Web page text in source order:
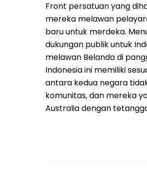
Front persatuan yang
mereka melawan
baru untuk merdeka.
dukungan publik untuk
melawan Belanda di
Indonesia ini memiliki
antara kedua negara
komunitas, dan mereka
Australia dengan